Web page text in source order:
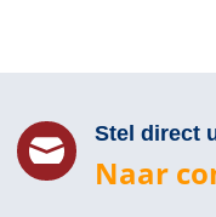
 Stel direct
Naar